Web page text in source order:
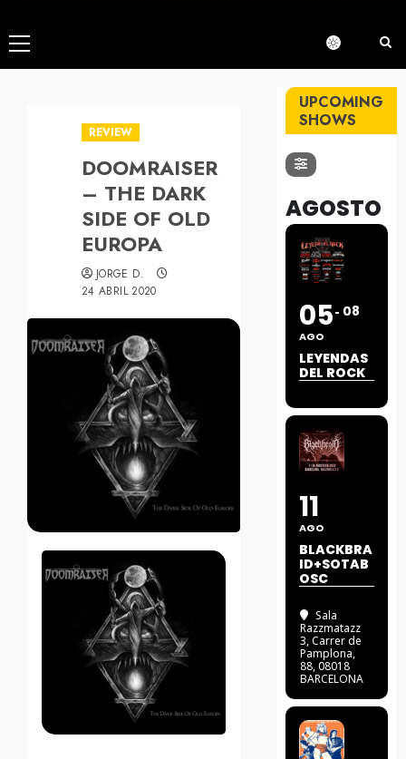
Menú
principal
REVIEW
DOOMRAISER
– THE DARK
SIDE OF OLD
EUROPA
JORGE D.
24 ABRIL 2020
UPCOMING
SHOWS
AGOSTO
05
AGO
08
LEYENDAS
DEL ROCK
11
AGO
BLACKBRA
ID+SOTAB
OSC
Sala
Razzmatazz
3, Carrer de
Pamplona,
88, 08018
BARCELONA